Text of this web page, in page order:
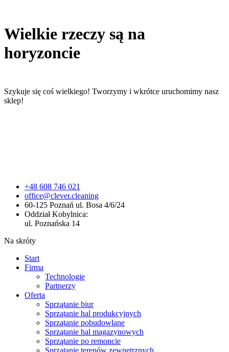
Wielkie rzeczy są na
horyzoncie
Szykuje się coś wielkiego! Tworzymy i wkrótce uruchomimy nasz
sklep!
+48 608 746 021
office@clever.cleaning
60-125 Poznań ul. Bosa 4/6/24
Oddział Kobylnica:
ul. Poznańska 14
Na skróty
Start
Firma
Technologie
Partnerzy
Oferta
Sprzątanie biur
Sprzątanie hal produkcyjnych
Sprzątanie pobudowlane
Sprzątanie hal magazynowych
Sprzątanie po remoncie
Sprzątanie terenów zewnętrznych